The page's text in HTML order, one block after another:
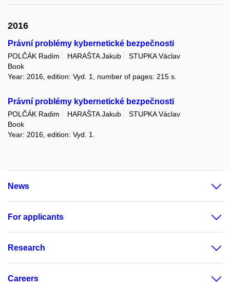
2016
Právní problémy kybernetické bezpečnosti
POLČÁK Radim HARAŠTA Jakub
STUPKA Václav
Book
Year: 2016, edition: Vyd. 1, number of pages: 215 s.
Právní problémy kybernetické bezpečnosti
POLČÁK Radim HARAŠTA Jakub
STUPKA Václav
Book
Year: 2016, edition: Vyd. 1.
News
For applicants
Research
Careers